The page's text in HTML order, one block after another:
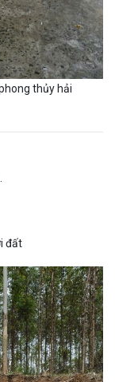
thủy hải
đất